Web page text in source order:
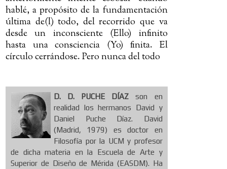
hablé, a propósito de la fundamentación
última de(l) todo, del recorrido que va
desde un inconsciente (Ello) infinito
hasta una consciencia (Yo) finita. El
círculo cerrándose. Pero nunca del todo
D. D. PUCHE DÍAZ son en
realidad los hermanos David y
Daniel Puche Díaz. David
(Madrid, 1979) es doctor en
Filosofía por la UCM y profesor
de dicha materia en la Escuela de Arte y
Superior de Diseño de Mérida (EASDM). Ha